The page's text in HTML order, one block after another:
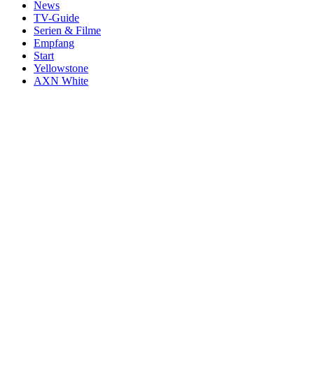
News
TV-Guide
Serien & Filme
Empfang
Start
Yellowstone
AXN White